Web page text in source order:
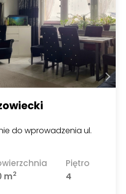
do wprowadzenia ul.
m2
Piętro
4